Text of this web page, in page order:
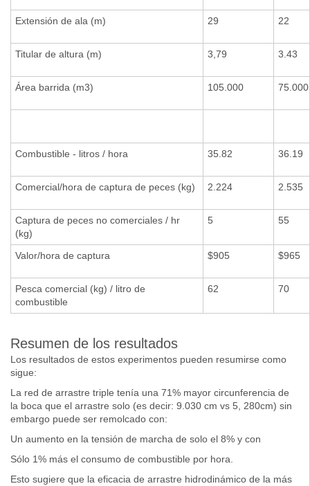
Extensión de ala (m) 29 22
Titular de altura (m) 3,79 3.43
Área barrida (m3) 105.000 75.000
Combustible - litros / hora 35.82 36.19
Comercial/hora de captura de peces (kg) 2.224 2.535
Captura de peces no comerciales / hr
(kg)
5 55
Valor/hora de captura $905 $965
Pesca comercial (kg) / litro de
combustible
62 70
Resumen de los resultados
Los resultados de estos experimentos pueden resumirse como
sigue:
La red de arrastre triple tenía una 71% mayor circunferencia de
la boca que el arrastre solo (es decir: 9.030 cm vs 5, 280cm) sin
embargo puede ser remolcado con:
Un aumento en la tensión de marcha de solo el 8% y con
Sólo 1% más el consumo de combustible por hora.
Esto sugiere que la eficacia de arrastre hidrodinámico de la más